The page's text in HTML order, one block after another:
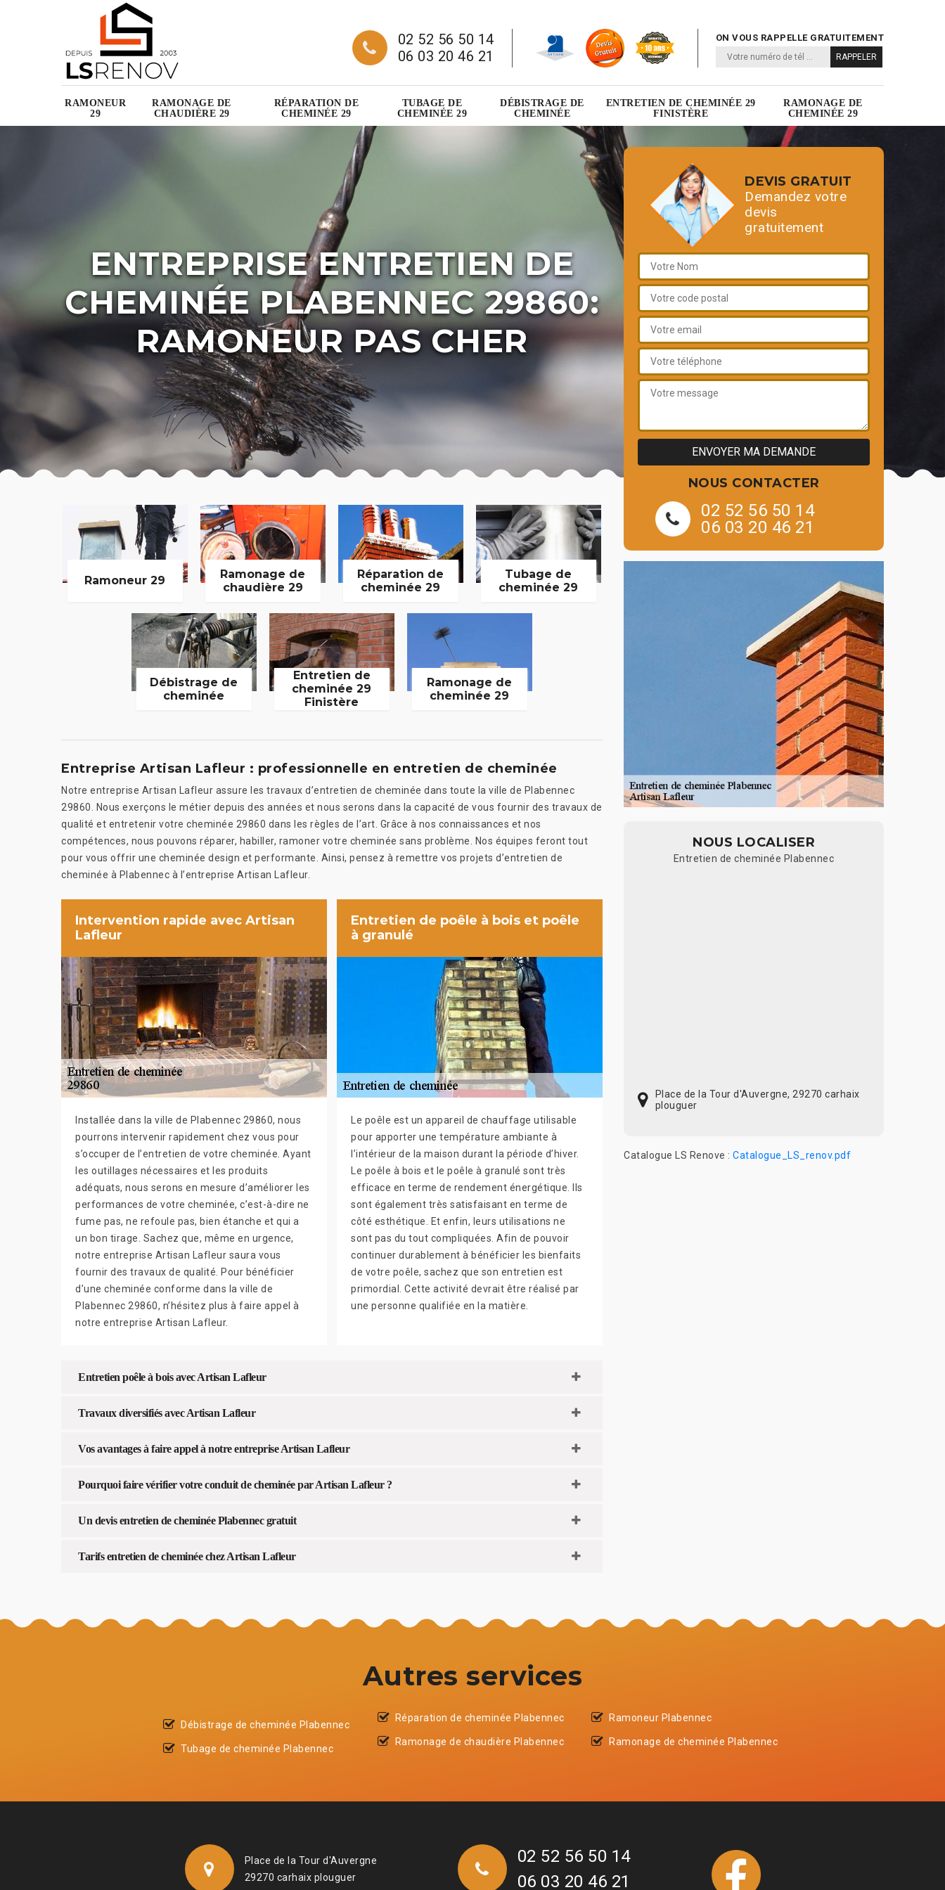
02 52 56 50 14
06 03 20 46 21
ON VOUS RAPPELLE GRATUITEMENT
RAMONEUR
29
RAMONAGE DE
CHAUDIÈRE 29
RÉPARATION DE
CHEMINÉE 29
TUBAGE DE
CHEMINÉE 29
DÉBISTRAGE DE
CHEMINÉE
ENTRETIEN DE CHEMINÉE 29
FINISTÈRE
RAMONAGE DE
CHEMINÉE 29
ENTREPRISE ENTRETIEN DE
CHEMINÉE PLABENNEC 29860:
RAMONEUR PAS CHER
Ramoneur 29
Ramonage de
chaudière 29
Réparation de
cheminée 29
Tubage de
cheminée 29
Débistrage de
cheminée
Entretien de
cheminée 29
Finistère
Ramonage de
cheminée 29
Entreprise Artisan Lafleur : professionnelle en entretien de cheminée
Notre entreprise Artisan Lafleur assure les travaux d’entretien de cheminée dans toute la ville de Plabennec
29860. Nous exerçons le métier depuis des années et nous serons dans la capacité de vous fournir des travaux de
qualité et entretenir votre cheminée 29860 dans les règles de l’art. Grâce à nos connaissances et nos
compétences, nous pouvons réparer, habiller, ramoner votre cheminée sans problème. Nos équipes feront tout
pour vous offrir une cheminée design et performante. Ainsi, pensez à remettre vos projets d’entretien de
cheminée à Plabennec à l’entreprise Artisan Lafleur.
Intervention rapide avec Artisan
Lafleur
Installée dans la ville de Plabennec 29860, nous
pourrons intervenir rapidement chez vous pour
s’occuper de l’entretien de votre cheminée. Ayant
les outillages nécessaires et les produits
adéquats, nous serons en mesure d’améliorer les
performances de votre cheminée, c’est-à-dire ne
fume pas, ne refoule pas, bien étanche et qui a
un bon tirage. Sachez que, même en urgence,
notre entreprise Artisan Lafleur saura vous
fournir des travaux de qualité. Pour bénéficier
d’une cheminée conforme dans la ville de
Plabennec 29860, n’hésitez plus à faire appel à
notre entreprise Artisan Lafleur.
Entretien de poêle à bois et poêle
à granulé
Le poêle est un appareil de chauffage utilisable
pour apporter une température ambiante à
l’intérieur de la maison durant la période d’hiver.
Le poêle à bois et le poêle à granulé sont très
efficace en terme de rendement énergétique. Ils
sont également très satisfaisant en terme de
côté esthétique. Et enfin, leurs utilisations ne
sont pas du tout compliquées. Afin de pouvoir
continuer durablement à bénéficier les bienfaits
de votre poêle, sachez que son entretien est
primordial. Cette activité devrait être réalisé par
une personne qualifiée en la matière.
Entretien poêle à bois avec Artisan Lafleur
Travaux diversifiés avec Artisan Lafleur
Vos avantages à faire appel à notre entreprise Artisan Lafleur
Pourquoi faire vérifier votre conduit de cheminée par Artisan Lafleur ?
Un devis entretien de cheminée Plabennec gratuit
Tarifs entretien de cheminée chez Artisan Lafleur
DEVIS GRATUIT
Demandez votre
devis
gratuitement
NOUS CONTACTER
02 52 56 50 14
06 03 20 46 21
NOUS LOCALISER
Entretien de cheminée Plabennec
Place de la Tour d'Auvergne, 29270 carhaix
plouguer
Catalogue LS Renove : Catalogue_LS_renov.pdf
Autres services
Débistrage de cheminée Plabennec
Tubage de cheminée Plabennec
Réparation de cheminée Plabennec
Ramonage de chaudière Plabennec
Ramoneur Plabennec
Ramonage de cheminée Plabennec
Place de la Tour d'Auvergne
29270 carhaix plouguer
02 52 56 50 14
06 03 20 46 21